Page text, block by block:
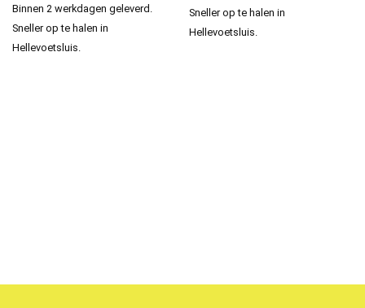
Binnen 2 werkdagen geleverd.
Sneller op te halen in
Hellevoetsluis.
Sneller op te halen in
Hellevoetsluis.